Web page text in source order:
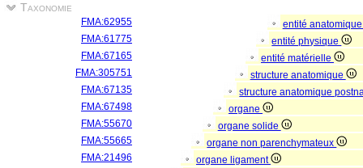
Taxonomie
FMA:62955
entité
FMA:61775
entité physique
FMA:67165
entité matérielle
FMA:305751
structure anatomique
FMA:67135
structure anatomique
FMA:67498
organe
FMA:55670
organe solide
FMA:55665
organe non parenchymateux
FMA:21496
organe ligament